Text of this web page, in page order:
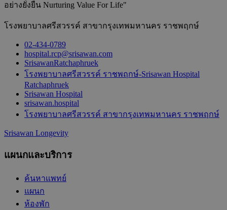
อย่างยั่งยืน Nurturing Value For Life"
โรงพยาบาลศรีสวรรค์ สาขากรุงเทพมหานคร ราชพฤกษ์
02-434-0789
hospital.rcp@srisawan.com
SrisawanRatchaphruek
โรงพยาบาลศรีสวรรค์ ราชพฤกษ์-Srisawan Hospital
Ratchaphruek
Srisawan Hospital
srisawan.hospital
โรงพยาบาลศรีสวรรค์ สาขากรุงเทพมหานคร ราชพฤกษ์
Srisawan Longevity
แผนกและบริการ
ค้นหาแพทย์
แผนก
ห้องพัก